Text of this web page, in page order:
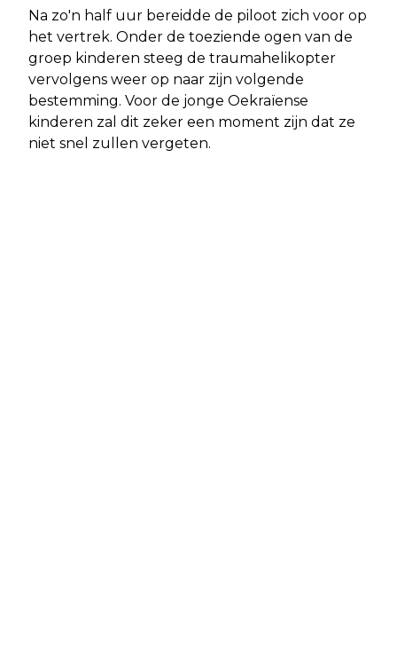
Na zo'n half uur bereidde de piloot zich voor op
het vertrek. Onder de toeziende ogen van de
groep kinderen steeg de traumahelikopter
vervolgens weer op naar zijn volgende
bestemming. Voor de jonge Oekraïense
kinderen zal dit zeker een moment zijn dat ze
niet snel zullen vergeten.